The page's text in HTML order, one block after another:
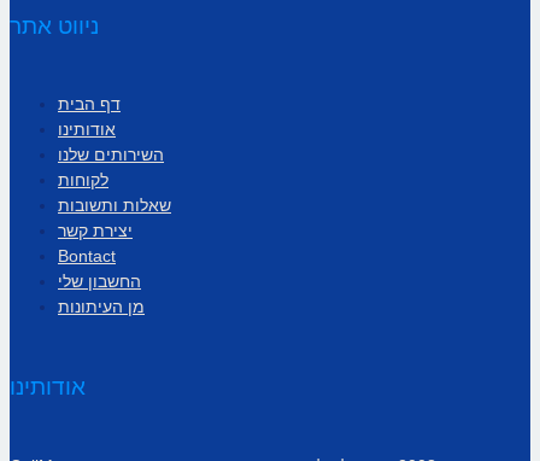
ניווט אתר
דף הבית
אודותינו
השירותים שלנו
לקוחות
שאלות ותשובות
יצירת קשר
Bontact
החשבון שלי
מן העיתונות
אודותינו